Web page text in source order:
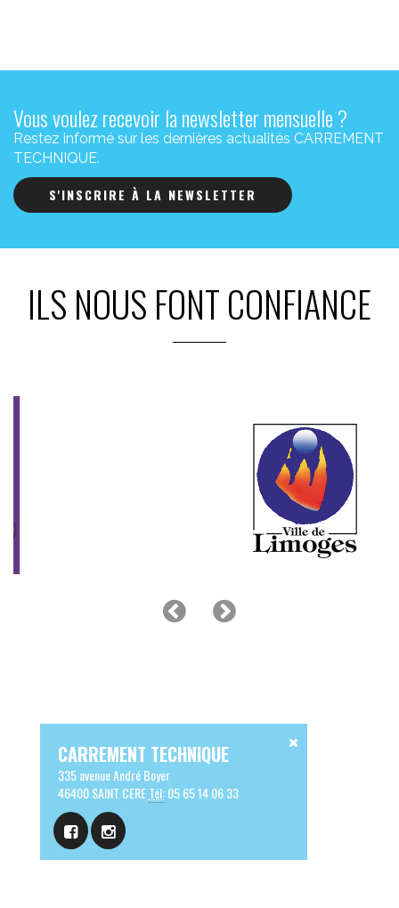
Vous voulez recevoir la newsletter mensuelle ?
Restez informé sur les dernières actualités CARREMENT
TECHNIQUE.
S'INSCRIRE À LA NEWSLETTER
ILS NOUS FONT CONFIANCE
CARREMENT TECHNIQUE
335 avenue André Boyer
46400 SAINT CERETél:05 65 14 06 33